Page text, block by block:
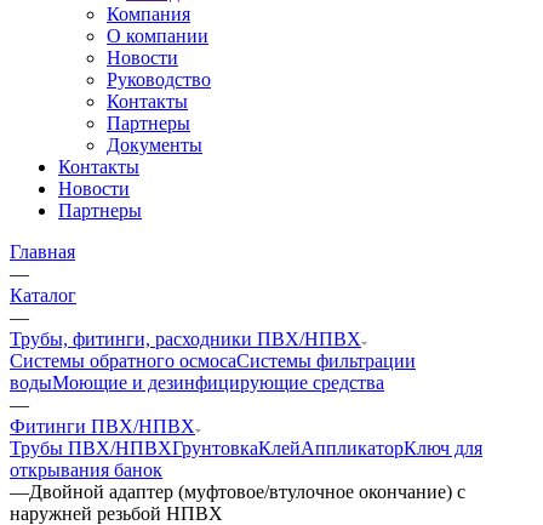
Компания
О компании
Новости
Руководство
Контакты
Партнеры
Документы
Контакты
Новости
Партнеры
Главная
—
Каталог
—
Трубы, фитинги, расходники ПВХ/НПВХ
Системы обратного осмосаСистемы фильтрации
водыМоющие и дезинфицирующие средства
—
Фитинги ПВХ/НПВХ
Трубы ПВХ/НПВХГрунтовкаКлейАппликаторКлюч для
открывания банок
—Двойной адаптер (муфтовое/втулочное окончание) с
наружней резьбой НПВХ